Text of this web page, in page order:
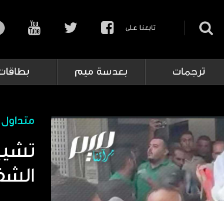
تابعنا على
ترجمات بعدسة ميم
متداول